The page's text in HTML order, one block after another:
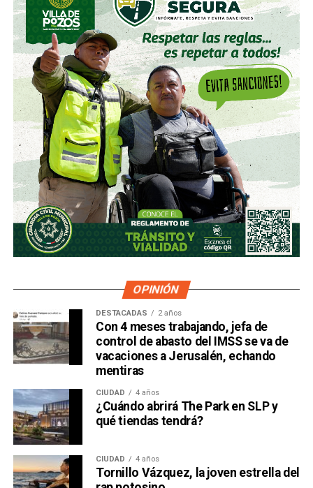
OPINIÓN
DESTACADAS 2 años
Con 4 meses trabajando, jefa de
control de abasto del IMSS se va de
vacaciones a Jerusalén, echando
mentiras
CIUDAD 4 años
¿Cuándo abrirá The Park en SLP y
qué tiendas tendrá?
CIUDAD 4 años
Tornillo Vázquez, la joven estrella del